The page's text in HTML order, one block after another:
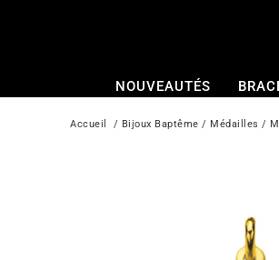
NOUVEAUTÉS
Accueil
  /
Bijoux Baptême / Médailles /